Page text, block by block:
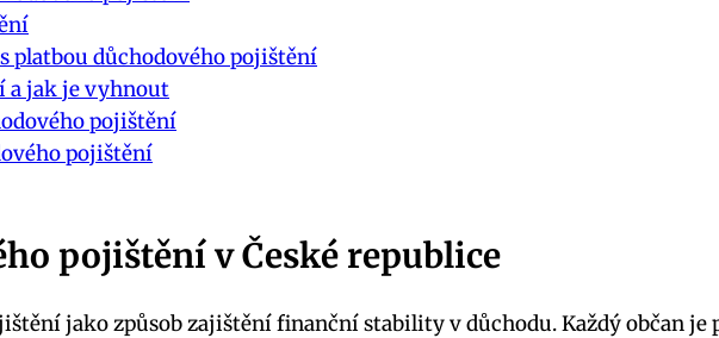
platbou důchodového pojištění
a jak je vyhnout
pojištění
pojištění
pojištění v České republice
jako způsob zajištění finanční stability v důchodu. Každý občan je